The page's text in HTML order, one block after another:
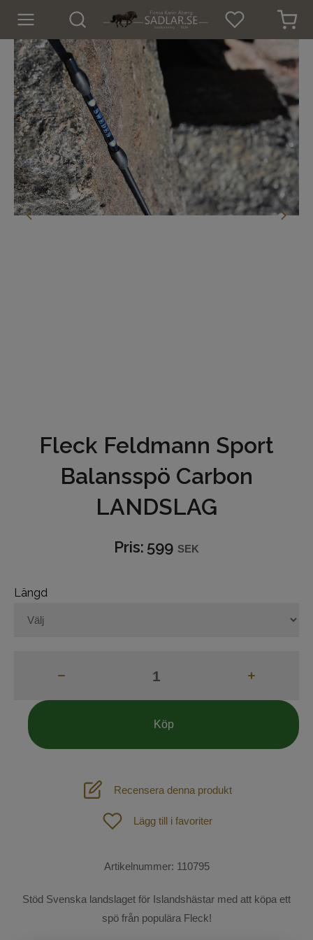
Hem
Nyheter
För hästen
För ryttaren
Isländskt godis
Dekaler
Ridbyxor
Ridjackor och Västar
Ridoveraller
Ridstrumpor
Handskar
Mössor och Pannband
Mode
Fleck Feldmann Sport
Balansspö Carbon
LANDSLAG
Pris: 599 SEK
Längd
Köp
Recensera denna produkt
Lägg till i favoriter
Artikelnummer: 110795
Stöd Svenska landslaget för Islandshästar med att köpa ett
spö från populära Fleck!